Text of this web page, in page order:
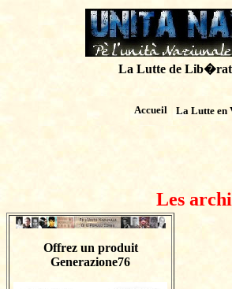
La Lutte de
Accueil La Lutte en
Les
Offrez un produit
Generazione76